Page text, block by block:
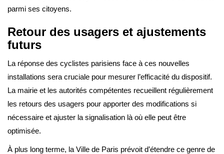
parmi ses citoyens.
Retour des usagers et ajustements
futurs
La réponse des cyclistes parisiens face à ces nouvelles
installations sera cruciale pour mesurer l’efficacité du dispositif.
La mairie et les autorités compétentes recueillent régulièrement
les retours des usagers pour apporter des modifications si
nécessaire et ajuster la signalisation là où elle peut être
optimisée.
À plus long terme, la Ville de Paris prévoit d’étendre ce genre de